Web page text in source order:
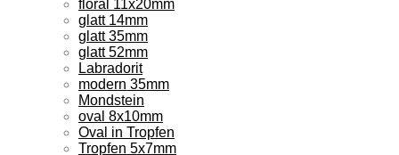
floral 11x20mm
glatt 14mm
glatt 35mm
glatt 52mm
Labradorit
modern 35mm
Mondstein
oval 8x10mm
Oval in Tropfen
Tropfen 5x7mm